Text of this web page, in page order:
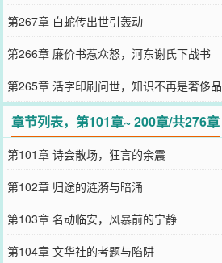
第267章 白蛇传出世引轰动
第266章 廉价书惹众怒，河东谢氏下战书
第265章 活字印刷问世，知识不再是奢侈品
章节列表，第101章~ 200章/共276章
第101章 诗会散场，狂言的余震
第102章 归途的涟漪与暗涌
第103章 名动临安，风暴前的宁静
第104章 文华社的考题与陷阱